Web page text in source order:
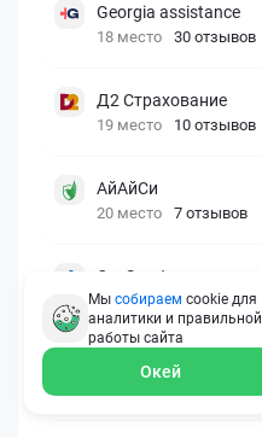
Georgia assistance
18 место 30 отзывов
Д2 Страхование
19 место 10 отзывов
АйАйСи
20 место 7 отзывов
OxySport
21 место 6 отзывов
ERGO AXA
Мы собираем cookie для
аналитики и правильной
работы сайта
Окей